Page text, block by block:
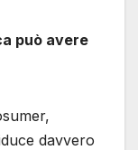
può avere
davvero